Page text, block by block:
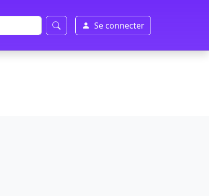
Se connecter